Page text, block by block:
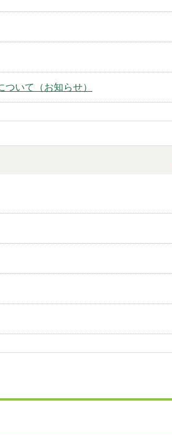
いて（お知らせ）